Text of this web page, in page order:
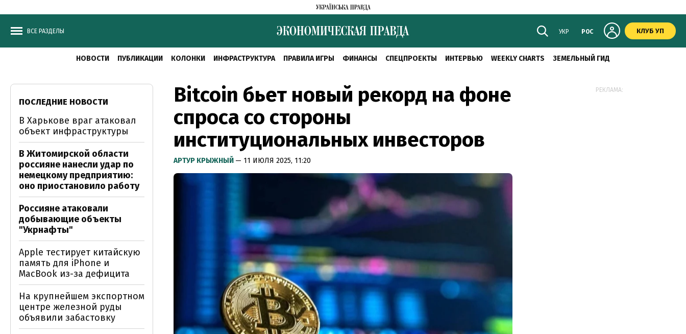
ВСЕ РАЗДЕЛЫ УКР РОС КЛУБ УП
НОВОСТИ ПУБЛИКАЦИИ КОЛОНКИ ИНФРАСТРУКТУРА ПРАВИЛА ИГРЫ ФИНАНСЫ СПЕЦПРОЕКТЫ ИНТЕРВЬЮ WEEKLY CHARTS ЗЕМЕЛЬНЫЙ ГИД
Bitcoin бьет новый рекорд на фоне
спроса со стороны
институциональных инвесторов
АРТУР КРЫЖНЫЙ — 11 ИЮЛЯ 2025, 11:20
ПОСЛЕДНИЕ НОВОСТИ
В Харькове враг атаковал
объект инфраструктуры
В Житомирской области
россияне нанесли удар по
немецкому предприятию:
оно приостановило работу
Россияне атаковали
добывающие объекты
"Укрнафты"
Apple тестирует китайскую
память для iPhone и
MacBook из-за дефицита
На крупнейшем экспортном
центре железной руды
объявили забастовку
РЕКЛАМА: